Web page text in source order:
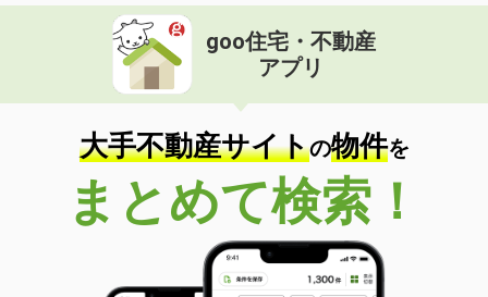
宮崎県宮崎市大島町山田ケ窪
価 格
住 所
宮崎県宮崎市大島町山田ケ窪
専有面積 22.02m²
間取り
1K
宮崎県宮崎市吉村町引土
価 格
4.50万円
宮崎県宮崎市吉村町引土
26.08m²
間取り
1K
goo住宅・不動産
アプリ
大手不動産サイトの物件を
まとめて検索！